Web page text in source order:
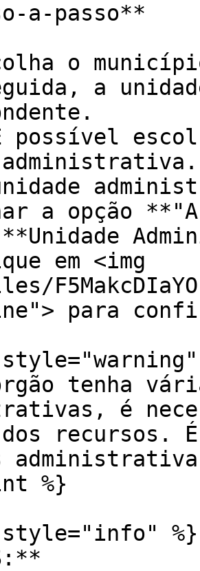
a-passo**
o
a
a opção **"A
**Unidade
em <img
para
tenha
é
recursos.
%}
%}